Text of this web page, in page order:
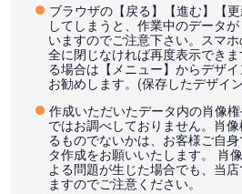
ブラウザの【戻る】【進む】【
してしまうと、作業中のデータ
いますのでご注意下さい。スマ
全に閉じなければ再度表示でき
る場合は【メニュー】からデザ
お勧めします。(保存したデザイ
作成いただいたデータ内の肖像
ではお調べしておりません。肖
るものでないかは、お客様ご自
タ作成をお願いいたします。 肖
よる問題が生じた場合でも、当
ますのでご注意ください。